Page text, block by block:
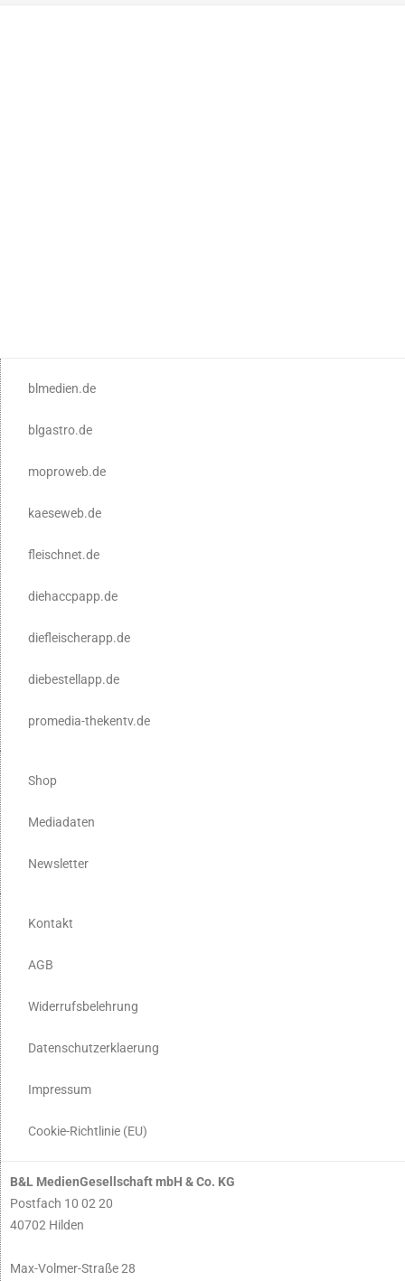
blmedien.de
blgastro.de
moproweb.de
kaeseweb.de
fleischnet.de
diehaccpapp.de
diefleischerapp.de
diebestellapp.de
promedia-thekentv.de
Shop
Mediadaten
Newsletter
Kontakt
AGB
Widerrufsbelehrung
Datenschutzerklaerung
Impressum
Cookie-Richtlinie (EU)
B&L MedienGesellschaft mbH & Co. KG
Postfach 10 02 20
40702 Hilden
Max-Volmer-Straße 28